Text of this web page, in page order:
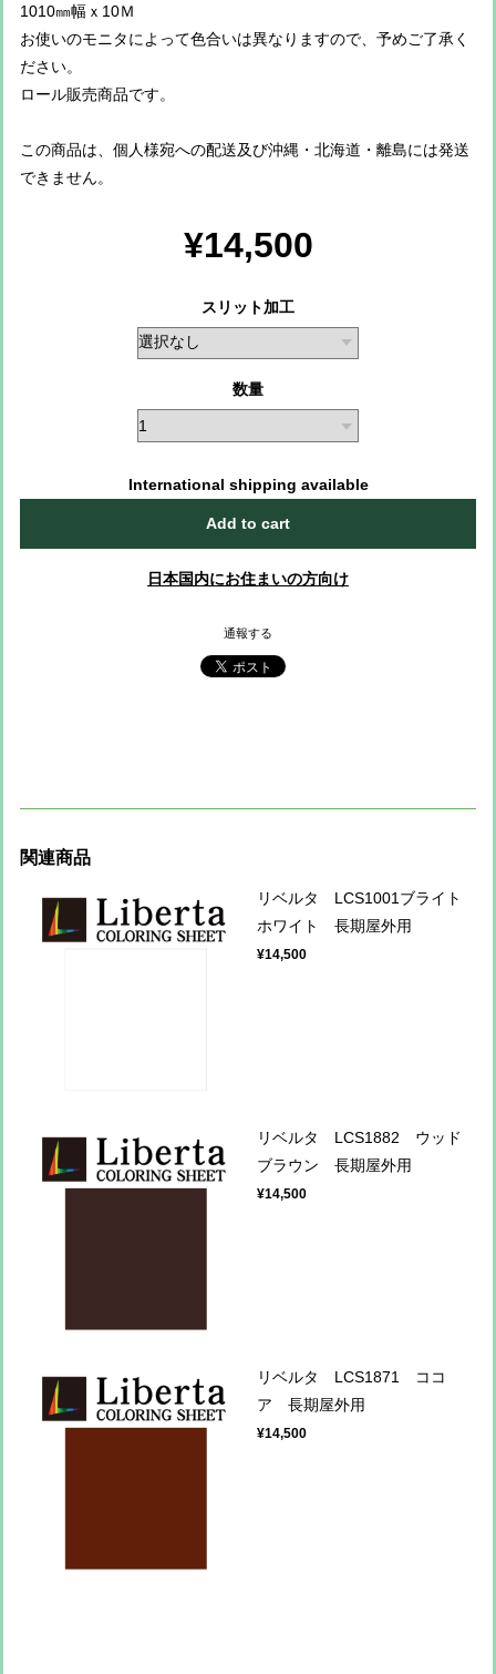
1010㎜幅ｘ10Ｍ
お使いのモニタによって色合いは異なりますので、予めご了承く
ださい。
ロール販売商品です。
この商品は、個人様宛への配送及び沖縄・北海道・離島には発送
できません。
¥14,500
スリット加工
数量
International shipping available
Add to cart
日本国内にお住まいの方向け
通報する
関連商品
リベルタ LCS1001ブライト
ホワイト 長期屋外用
¥14,500
リベルタ LCS1882 ウッド
ブラウン 長期屋外用
¥14,500
リベルタ LCS1871 ココ
ア 長期屋外用
¥14,500